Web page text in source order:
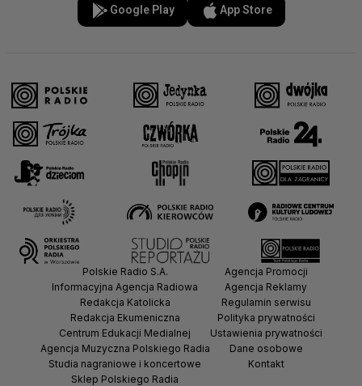
Google Play App Store
Polskie Radio S.A.
Informacyjna Agencja Radiowa
Redakcja Katolicka
Redakcja Ekumeniczna
Centrum Edukacji Medialnej
Agencja Muzyczna Polskiego Radia
Studia nagraniowe i koncertowe
Sklep Polskiego Radia
Agencja Promocji
Agencja Reklamy
Regulamin serwisu
Polityka prywatności
Ustawienia prywatności
Dane osobowe
Kontakt